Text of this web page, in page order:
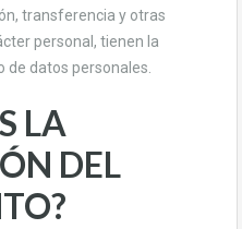
transferencia y otras
personal, tienen la
de datos personales.
LA
DEL